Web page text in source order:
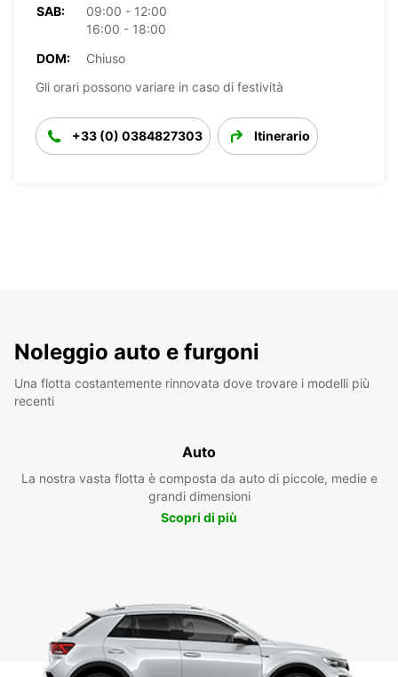
SAB:
09:00 - 12:00
16:00 - 18:00
DOM:
Chiuso
Gli orari possono variare in caso di festività
+33 (0) 0384827303 Itinerario
Noleggio auto e furgoni
Una flotta costantemente rinnovata dove trovare i modelli più
recenti
Auto
La nostra vasta flotta è composta da auto di piccole, medie e
grandi dimensioni
Scopri di più